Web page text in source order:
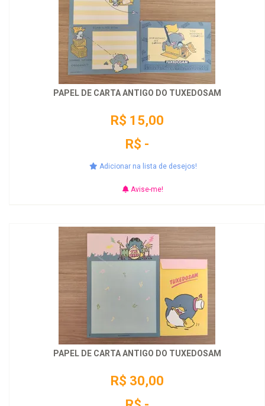
PAPEL DE CARTA ANTIGO DO TUXEDOSAM
R$ 15,00
R$ -
Adicionar na lista de desejos!
Avise-me!
PAPEL DE CARTA ANTIGO DO TUXEDOSAM
R$ 30,00